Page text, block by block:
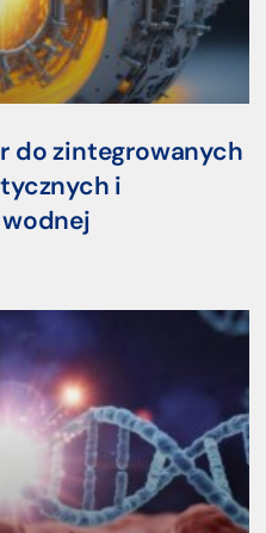
do zintegrowanych
i